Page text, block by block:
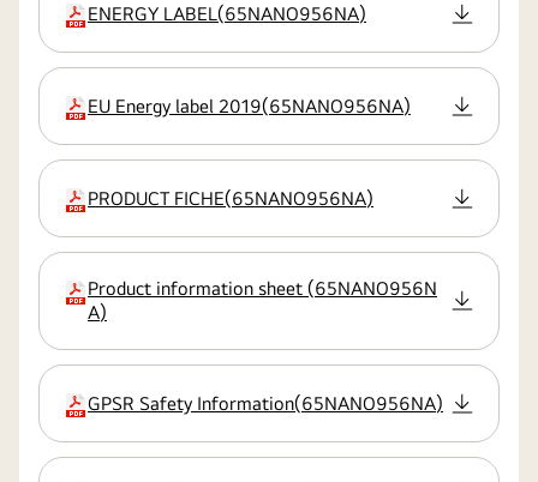
extensión:pdf
ENERGY LABEL(65NANO956NA)
extensión:pdf
EU Energy label 2019(65NANO956NA)
extensión:pdf
PRODUCT FICHE(65NANO956NA)
extensión:pdf
Product information sheet (65NANO956N
A)
extensión:pdf
GPSR Safety Information(65NANO956NA)